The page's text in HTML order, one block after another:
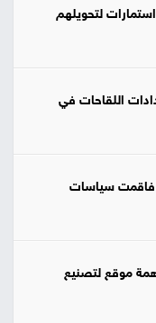
لتحويلهم
اللقاحات في
فاقمت سياسات
موقع لتصنيع